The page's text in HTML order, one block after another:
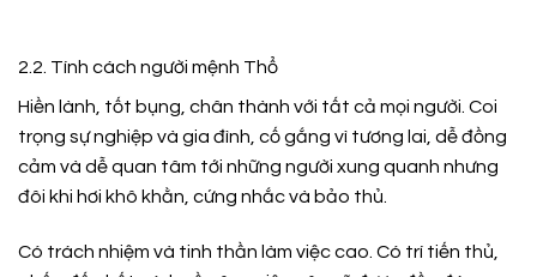
2.2. Tính cách người mệnh Thổ
Hiền lành, tốt bụng, chân thành với tất cả mọi người. Coi
trọng sự nghiệp và gia đình, cố gắng vì tương lai, dễ đồng
cảm và dễ quan tâm tới những người xung quanh nhưng
đôi khi hơi khô khằn, cứng nhắc và bảo thủ.
Có trách nhiệm và tinh thần làm việc cao. Có trí tiến thủ,